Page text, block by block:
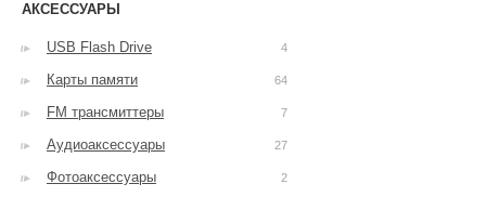
АКСЕССУАРЫ
USB Flash Drive 4
Карты памяти 64
FM трансмиттеры 7
Аудиоаксессуары 27
Фотоаксессуары 2